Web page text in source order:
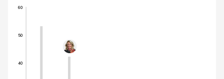
40
50
60